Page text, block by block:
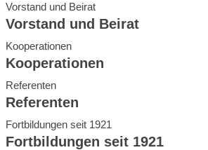
Vorstand und Beirat
Vorstand und Beirat
Kooperationen
Kooperationen
Referenten
Referenten
Fortbildungen seit 1921
Fortbildungen seit 1921